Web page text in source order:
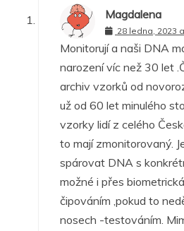
Magdalena
28 ledna, 2023
Monitorují a naši DNA
narození víc než 30 let
archiv vzorků od
už od 60 let minulého
vzorky lidí z celého
to mají zmonitorovaný.
spárovat DNA s
možné i přes
čipováním ,pokud to
nosech -testováním.